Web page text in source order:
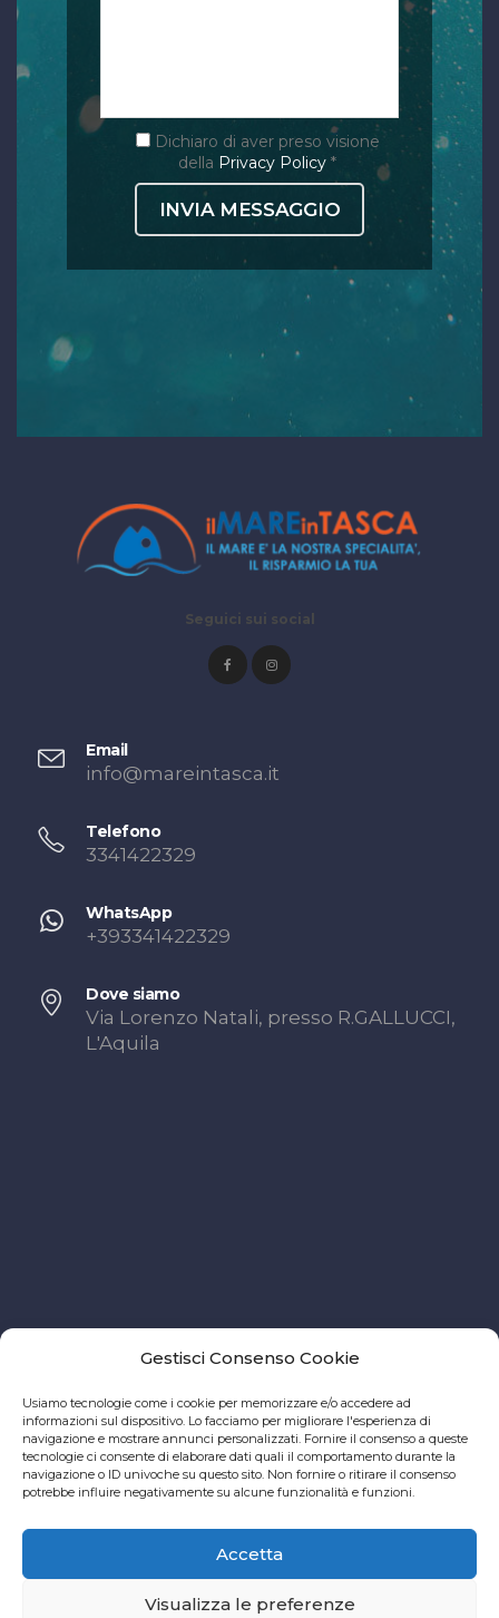
Gestisci Consenso Cookie
Usiamo tecnologie come i cookie per memorizzare e/o accedere ad
informazioni sul dispositivo. Lo facciamo per migliorare l'esperienza di
navigazione e mostrare annunci personalizzati. Fornire il consenso a queste
tecnologie ci consente di elaborare dati quali il comportamento durante la
navigazione o ID univoche su questo sito. Non fornire o ritirare il consenso
potrebbe influire negativamente su alcune funzionalità e funzioni.
Accetta
Visualizza le preferenze
Dichiaro di aver preso visione
della Privacy Policy *
Seguici sui social
Email
info@mareintasca.it
Telefono
3341422329
WhatsApp
+393341422329
Dove siamo
Via Lorenzo Natali, presso R.GALLUCCI,
L'Aquila